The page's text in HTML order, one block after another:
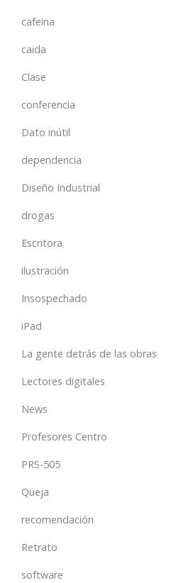
cafeina
caida
Clase
conferencia
Dato inútil
dependencia
Diseño Industrial
drogas
Escritora
ilustración
Insospechado
iPad
La gente detrás de las obras
Lectores digitales
News
Profesores Centro
PRS-505
Queja
recomendación
Retrato
software